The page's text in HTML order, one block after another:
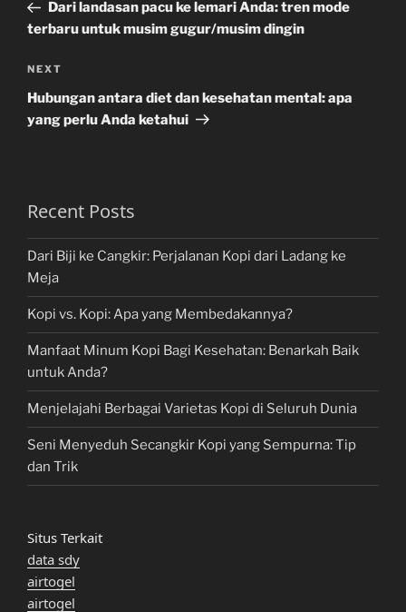
Dari landasan pacu ke lemari Anda: tren mode
terbaru untuk musim gugur/musim dingin
Next
Post
NEXT
Hubungan antara diet dan kesehatan mental: apa
yang perlu Anda ketahui
Recent Posts
Dari Biji ke Cangkir: Perjalanan Kopi dari Ladang ke
Meja
Kopi vs. Kopi: Apa yang Membedakannya?
Manfaat Minum Kopi Bagi Kesehatan: Benarkah Baik
untuk Anda?
Menjelajahi Berbagai Varietas Kopi di Seluruh Dunia
Seni Menyeduh Secangkir Kopi yang Sempurna: Tip
dan Trik
Situs Terkait
data sdy
airtogel
airtogel